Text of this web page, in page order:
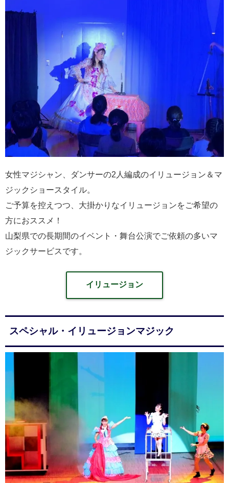
女性マジシャン、ダンサーの2人編成のイリュージョン＆マ
ジックショースタイル。
ご予算を控えつつ、大掛かりなイリュージョンをご希望の
方におススメ！
山梨県での長期間のイベント・舞台公演でご依頼の多いマ
ジックサービスです。
イリュージョン
スペシャル・イリュージョンマジック